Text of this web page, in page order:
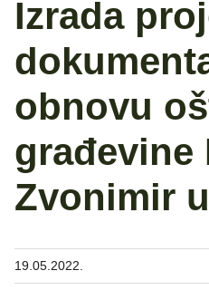
Izrada
obnovu
građevine
Zvonimir
19.05.2022.